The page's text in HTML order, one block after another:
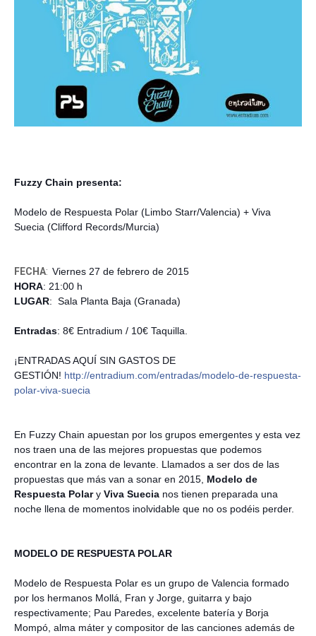
Fuzzy Chain presenta:
Modelo de Respuesta Polar (Limbo Starr/Valencia) + Viva
Suecia (Clifford Records/Murcia)
FECHA: Viernes 27 de febrero de 2015
HORA: 21:00 h
LUGAR: Sala Planta Baja (Granada)
Entradas: 8€ Entradium / 10€ Taquilla.
¡ENTRADAS AQUÍ SIN GASTOS DE
GESTIÓN! http://entradium.com/entradas/modelo-de-respuesta-
polar-viva-suecia
En Fuzzy Chain apuestan por los grupos emergentes y esta vez
nos traen una de las mejores propuestas que podemos
encontrar en la zona de levante. Llamados a ser dos de las
propuestas que más van a sonar en 2015, Modelo de
Respuesta Polary Viva Suecia nos tienen preparada una
noche llena de momentos inolvidable que no os podéis perder.
MODELO DE RESPUESTA POLAR
Modelo de Respuesta Polar es un grupo de Valencia formado
por los hermanos Mollá, Fran y Jorge, guitarra y bajo
respectivamente; Pau Paredes, excelente batería y Borja
Mompó, alma máter y compositor de las canciones además de